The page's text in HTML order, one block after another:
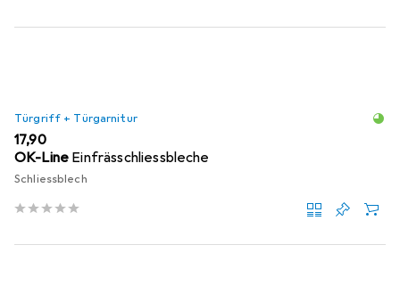
Türgriff + Türgarnitur
EUR
17,90
OK-Line Einfrässchliessbleche
Schliessblech